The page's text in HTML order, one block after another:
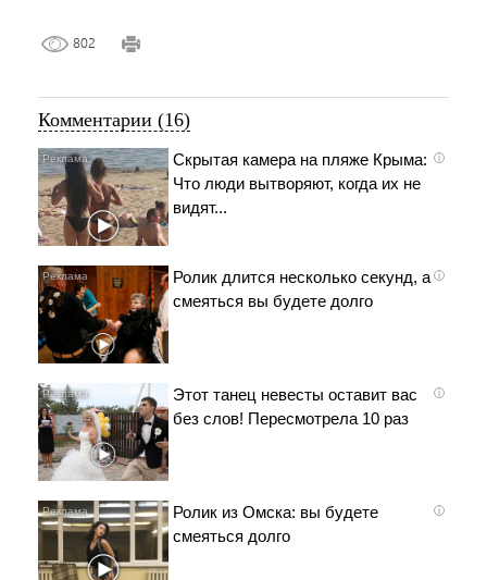
802
Комментарии (16)
i
Скрытая камера на пляже Крыма:
Что люди вытворяют, когда их не
видят...
i
Ролик длится несколько секунд, а
смеяться вы будете долго
i
Этот танец невесты оставит вас
без слов! Пересмотрела 10 раз
i
Ролик из Омска: вы будете
смеяться долго